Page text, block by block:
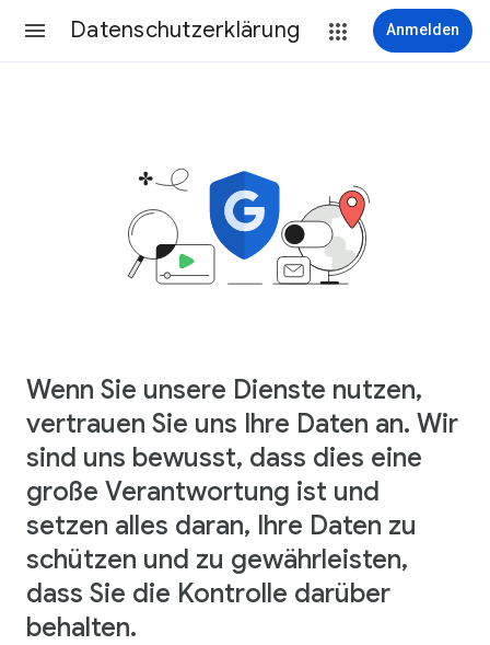
Datenschutzerklärung Anmelden
Wenn Sie unsere Dienste nutzen,
vertrauen Sie uns Ihre Daten an. Wir
sind uns bewusst, dass dies eine
große Verantwortung ist und
setzen alles daran, Ihre Daten zu
schützen und zu gewährleisten,
dass Sie die Kontrolle darüber
behalten.